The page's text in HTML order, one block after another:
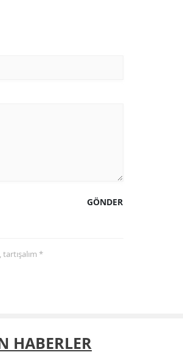
GÖNDER
*
HABERLER